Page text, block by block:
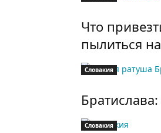
Что
пылиться
Словакия
Словакия